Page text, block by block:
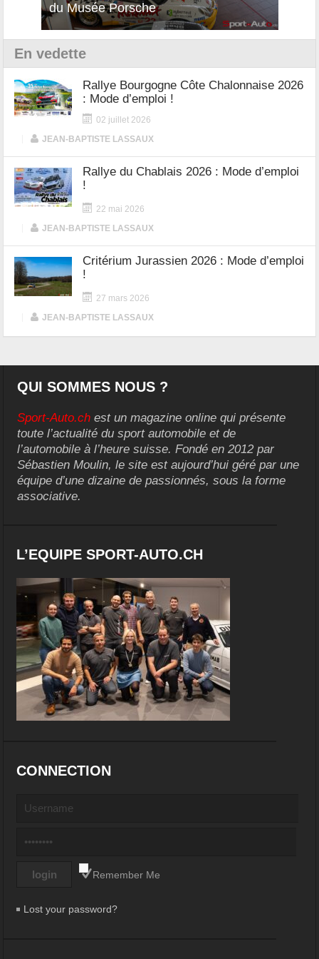
du Musée Porsche
12Cilindri Manuale
En vedette
Rallye Bourgogne Côte Chalonnaise 2026
: Mode d’emploi !
02 juillet 2026
JEAN-BAPTISTE LASSAUX
Rallye du Chablais 2026 : Mode d’emploi
!
22 mai 2026
JEAN-BAPTISTE LASSAUX
Critérium Jurassien 2026 : Mode d’emploi
!
27 mars 2026
JEAN-BAPTISTE LASSAUX
QUI SOMMES NOUS ?
Sport-Auto.ch est un magazine online qui présente
toute l’actualité du sport automobile et de
l’automobile à l’heure suisse. Fondé en 2012 par
Sébastien Moulin, le site est aujourd’hui géré par une
équipe d’une dizaine de passionnés, sous la forme
associative.
L’EQUIPE SPORT-AUTO.CH
CONNECTION
Remember Me
Lost your password?